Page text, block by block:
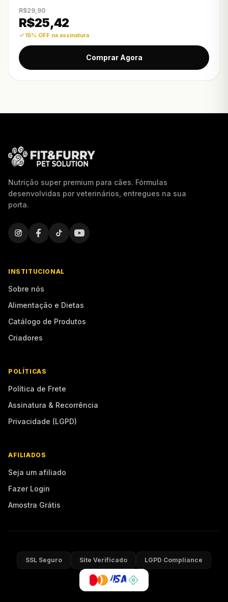
R$29,90
R$25,42
15% OFF na assinatura
Comprar Agora
Nutrição super premium para cães. Fórmulas
desenvolvidas por veterinários, entregues na sua
porta.
INSTITUCIONAL
Sobre nós
Alimentação e Dietas
Catálogo de Produtos
Criadores
POLÍTICAS
Política de Frete
Assinatura & Recorrência
Privacidade (LGPD)
AFILIADOS
Seja um afiliado
Fazer Login
Amostra Grátis
SSL Seguro Site Verificado LGPD Compliance